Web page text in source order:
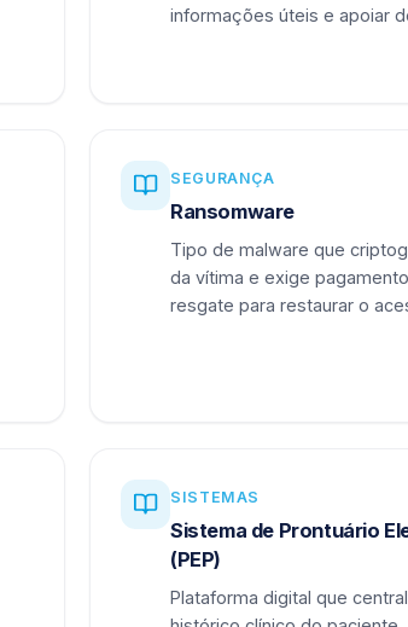
informações úteis e apoiar
SEGURANÇA
Ransomware
Tipo de malware que
da vítima e exige
resgate para restaurar o
SISTEMAS
Sistema de Prontuário
(PEP)
Plataforma digital que